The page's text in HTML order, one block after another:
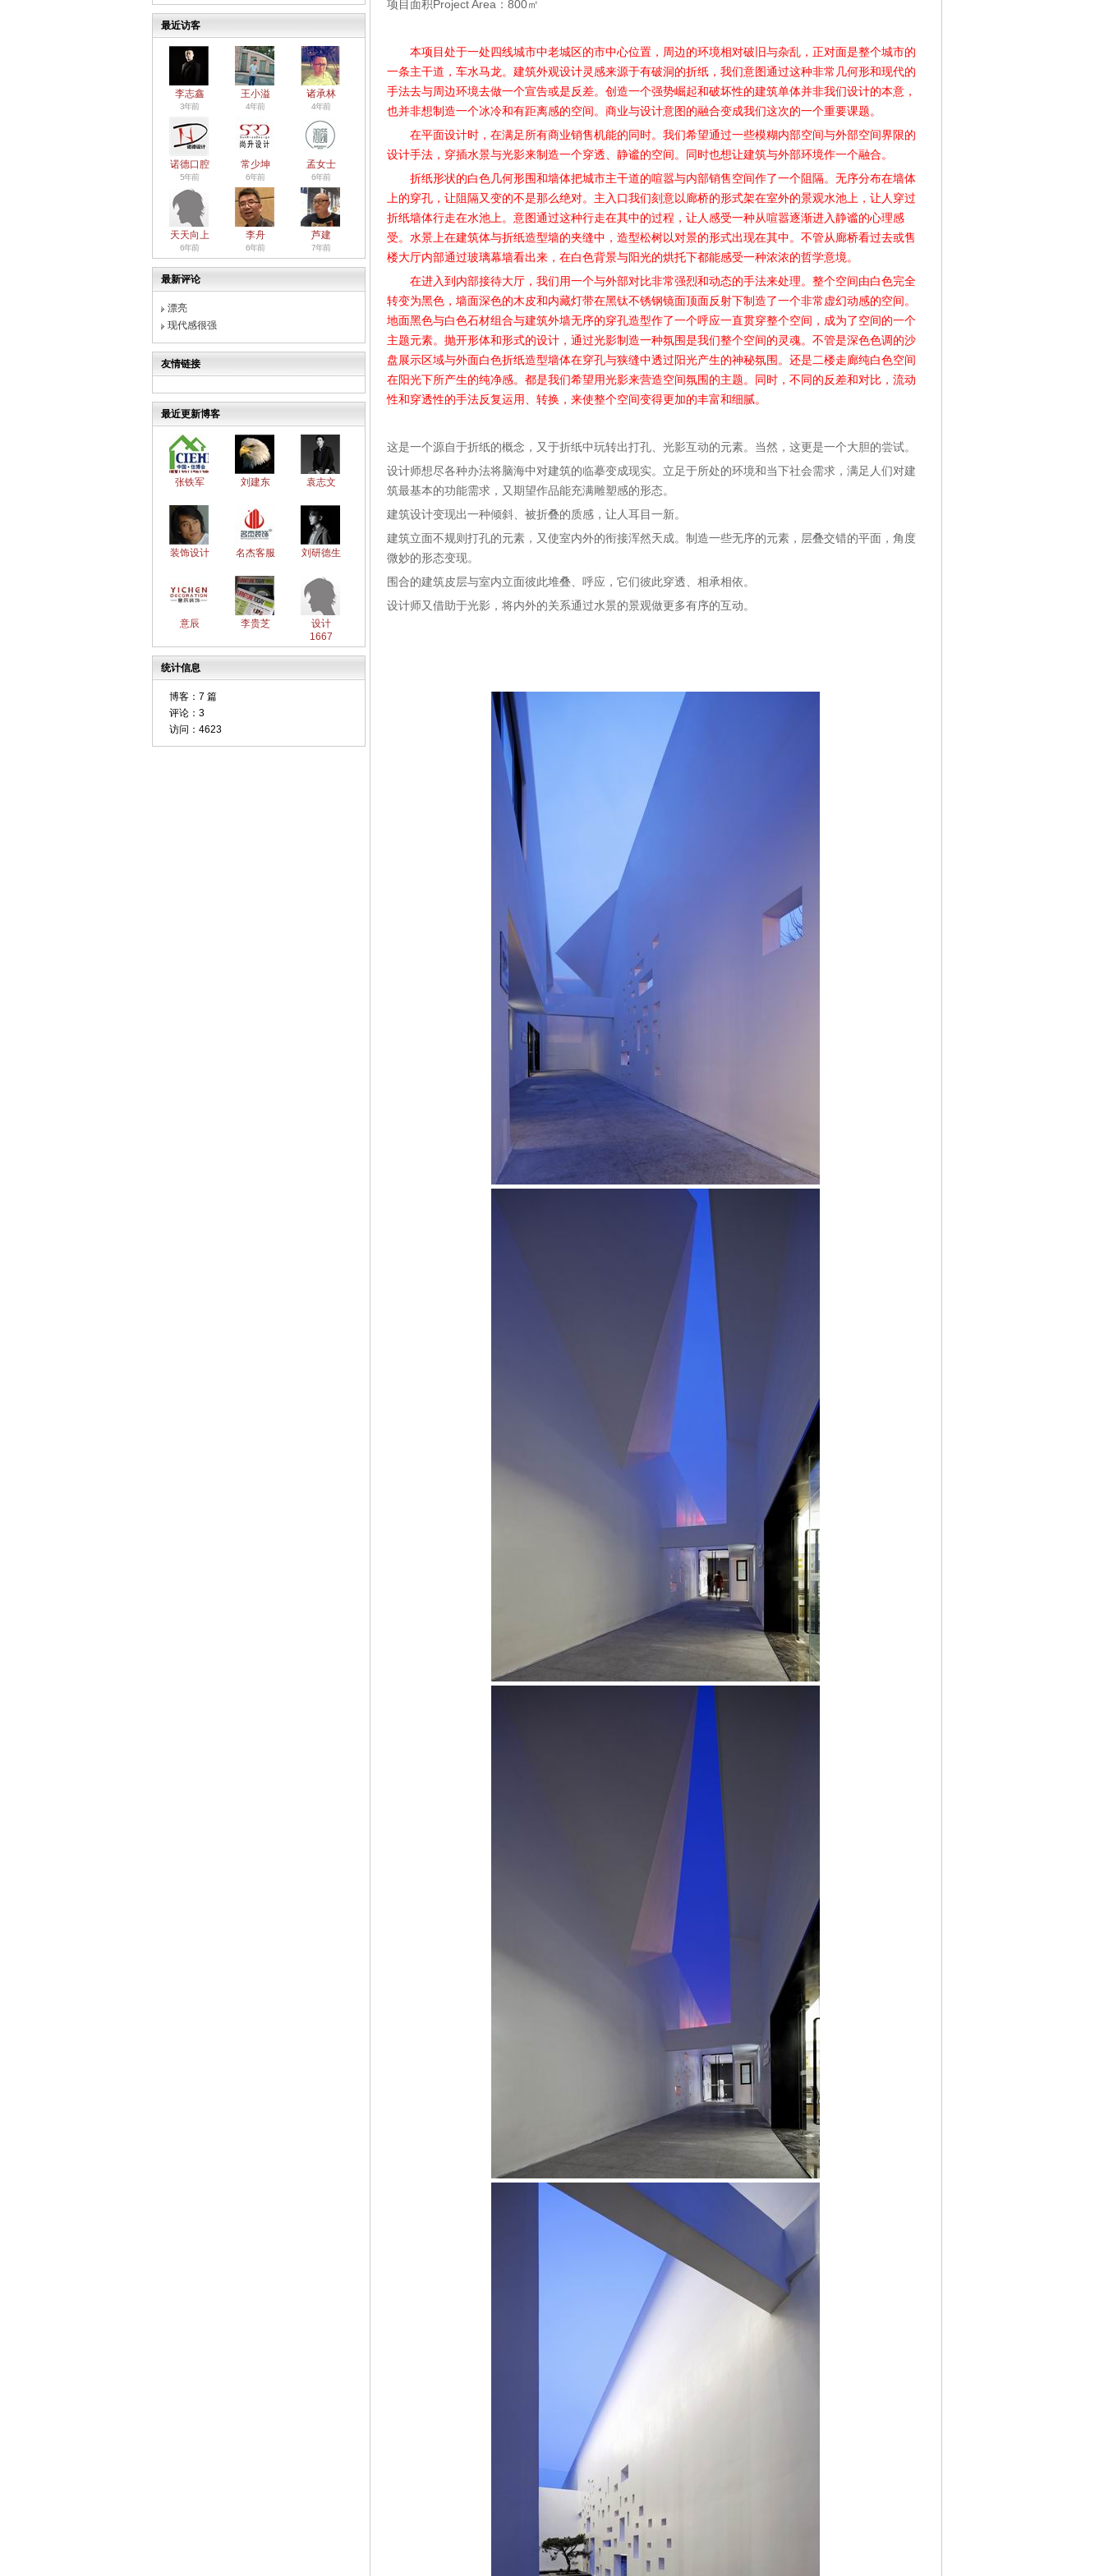
最近访客
李志鑫
3年前
王小溢
4年前
诸承林
4年前
诺德口腔
5年前
常少坤
6年前
孟女士
6年前
天天向上
6年前
李舟
6年前
芦建
7年前
最新评论
漂亮
现代感很强
友情链接
最近更新博客
张铁军 刘建东 袁志文
装饰设计 名杰客服 刘研德生
意辰 李贵芝
设计
1667
统计信息
博客： 7 篇
评论： 3
访问： 4623
项目面积 Project Area： 800㎡
本项目处于一处四线城市中老城区的市中心位置，周边的环境相对破旧与杂乱，正对面是整个城市的
一条主干道，车水马龙。建筑外观设计灵感来源于有破洞的折纸，我们意图通过这种非常几何形和现代的
手法去与周边环境去做一个宣告或是反差。创造一个强势崛起和破坏性的建筑单体并非我们设计的本意，
也并非想制造一个冰冷和有距离感的空间。商业与设计意图的融合变成我们这次的一个重要课题。
在平面设计时，在满足所有商业销售机能的同时。我们希望通过一些模糊内部空间与外部空间界限的
设计手法，穿插水景与光影来制造一个穿透、静谧的空间。同时也想让建筑与外部环境作一个融合。
折纸形状的白色几何形围和墙体把城市主干道的喧嚣与内部销售空间作了一个阻隔。无序分布在墙体
上的穿孔，让阻隔又变的不是那么绝对。主入口我们刻意以廊桥的形式架在室外的景观水池上，让人穿过
折纸墙体行走在水池上。意图通过这种行走在其中的过程，让人感受一种从喧嚣逐渐进入静谧的心理感
受。水景上在建筑体与折纸造型墙的夹缝中，造型松树以对景的形式出现在其中。不管从廊桥看过去或售
楼大厅内部通过玻璃幕墙看出来，在白色背景与阳光的烘托下都能感受一种浓浓的哲学意境。
在进入到内部接待大厅，我们用一个与外部对比非常强烈和动态的手法来处理。整个空间由白色完全
转变为黑色，墙面深色的木皮和内藏灯带在黑钛不锈钢镜面顶面反射下制造了一个非常虚幻动感的空间。
地面黑色与白色石材组合与建筑外墙无序的穿孔造型作了一个呼应一直贯穿整个空间，成为了空间的一个
主题元素。抛开形体和形式的设计，通过光影制造一种氛围是我们整个空间的灵魂。不管是深色色调的沙
盘展示区域与外面白色折纸造型墙体在穿孔与狭缝中透过阳光产生的神秘氛围。还是二楼走廊纯白色空间
在阳光下所产生的纯净感。都是我们希望用光影来营造空间氛围的主题。同时，不同的反差和对比，流动
性和穿透性的手法反复运用、转换，来使整个空间变得更加的丰富和细腻。
这是一个源自于折纸的概念，又于折纸中玩转出打孔、光影互动的元素。当然，这更是一个大胆的尝试。
设计师想尽各种办法将脑海中对建筑的临摹变成现实。立足于所处的环境和当下社会需求，满足人们对建
筑最基本的功能需求，又期望作品能充满雕塑感的形态。
建筑设计变现出一种倾斜、被折叠的质感，让人耳目一新。
建筑立面不规则打孔的元素，又使室内外的衔接浑然天成。制造一些无序的元素，层叠交错的平面，角度
微妙的形态变现。
围合的建筑皮层与室内立面彼此堆叠、呼应，它们彼此穿透、相承相依。
设计师又借助于光影，将内外的关系通过水景的景观做更多有序的互动。